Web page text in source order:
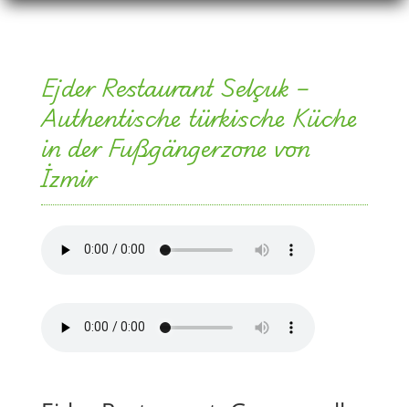
Authentische türkische Küche
İzmir
Ejder Restaurant: Genussvolle
Oase in İzmir